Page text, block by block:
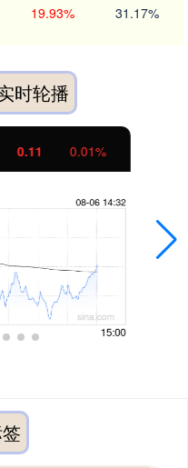
19.93% 31.17%
时轮播
0.11 0.01%